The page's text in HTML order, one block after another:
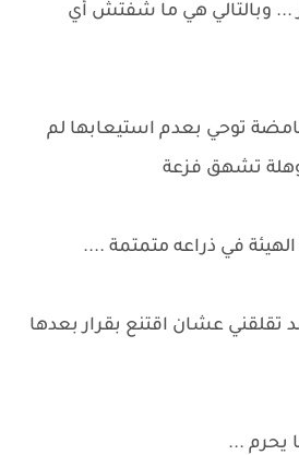
... وبالتالي هي ما شفتش أي
توحي بعدم استيعابها لم
تشهق فزعة
في ذراعه متمتمة ....
تقلقني عشان اقتنع بقرار بعدها
يحرم ...